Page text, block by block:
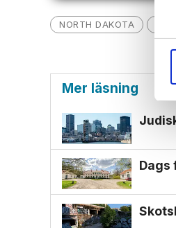
NORTH DAKOTA
Mer läsning
Dags